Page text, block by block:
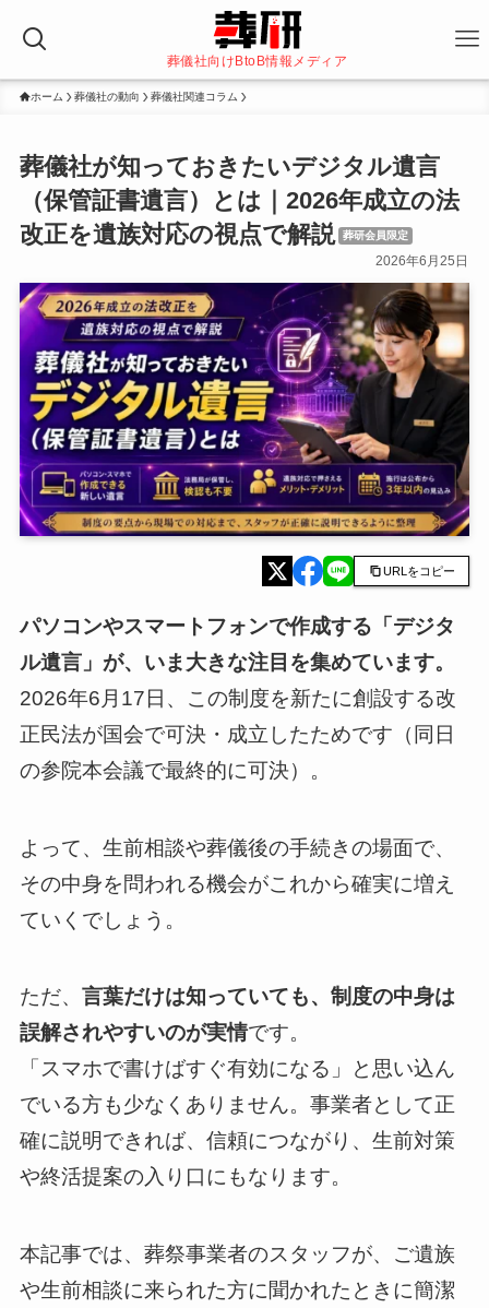
葬儀社向けBtoB情報メディア
ホーム 葬儀社の動向 葬儀社関連コラム
葬儀社が知っておきたいデジタル遺言
（保管証書遺言）とは｜2026年成立の法
改正を遺族対応の視点で解説
葬研会員限定
2026年6月25日
URLをコピー
パソコンやスマートフォンで作成する「デジタ
ル遺言」が、いま大きな注目を集めています。
2026年6月17日、この制度を新たに創設する改
正民法が国会で可決・成立したためです（同日
の参院本会議で最終的に可決）。
よって、生前相談や葬儀後の手続きの場面で、
その中身を問われる機会がこれから確実に増え
ていくでしょう。
ただ、 言葉だけは知っていても、制度の中身は
誤解されやすいのが実情です。
「スマホで書けばすぐ有効になる」と思い込ん
でいる方も少なくありません。事業者として正
確に説明できれば、信頼につながり、生前対策
や終活提案の入り口にもなります。
本記事では、葬祭事業者のスタッフが、ご遺族
や生前相談に来られた方に聞かれたときに簡潔